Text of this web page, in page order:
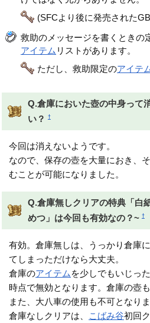
(SFCより後に発売された
救助のメッセージを書くときの
アイテム リストがあります。
ただし、救助限定のアイテ
Q.倉庫においた壺の中身って
い？
†
今回は消えないようです。
なので、保存の壺を大量におき、
むことが可能になりました。
Q.倉庫無しクリアの特典「白
めつ」は今回も有効なの？~ †
有効。倉庫無しは、うっかり倉庫
てしまっただけなら大丈夫。
倉庫のアイテム を少しでもいじっ
時点で無効となります。倉庫の壺
また、大八車の使用も不可となりま
倉庫なしクリアは、
こばみ谷初回